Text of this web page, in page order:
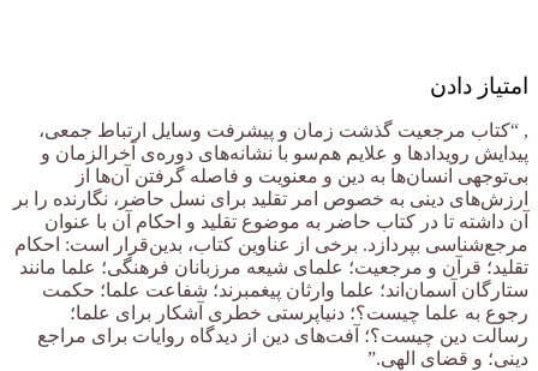
امتیاز دادن
, “کتاب مرجعیت گذشت زمان و پیشرفت وسایل ارتباط جمعی،
پیدایش رویدادها و علایم هم‌سو با نشانه‌های دوره‌ی آخر‌الزمان و
بی‌توجهی انسان‌ها به دین و معنویت و فاصله گرفتن آن‌ها از
ارزش‌های دینی به خصوص امر تقلید برای نسل حاضر، نگارنده را بر
آن داشته تا در كتاب حاضر به موضوع تقلید و احكام آن با عنوان
مرجع‌شناسی بپردازد. برخی از عناوین كتاب، بدین‌قرار است: احكام
تقلید؛ قرآن و مرجعیت؛ علمای شیعه مرزبانان فرهنگی؛ علما مانند
ستارگان آسمان‌اند؛ علما وارثان پیغمبرند؛ شفاعت علما؛ حكمت
رجوع به علما چیست؟؛ دنیاپرستی خطری آشكار برای علما؛
رسالت دین چیست؟؛ آفت‌های دین از دیدگاه روایات برای مراجع
دینی؛ و قضای الهی.”